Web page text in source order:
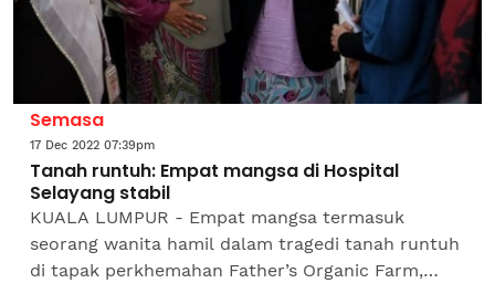
Semasa
17 Dec 2022 07:39pm
Tanah runtuh: Empat mangsa di Hospital
Selayang stabil
KUALA LUMPUR - Empat mangsa termasuk
seorang wanita hamil dalam tragedi tanah runtuh
di tapak perkhemahan Father’s Organic Farm,